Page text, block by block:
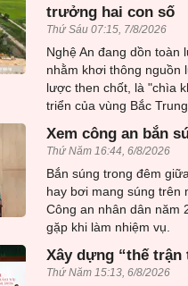
trưởng hai con số
Thứ Sáu 07:15, 7/8/2026
Nghệ An đang dồn toàn
nhằm khơi thông nguồn
lược then chốt, là "chìa
triển của vùng Bắc
Xem công an bắn
Thứ Năm 16:44, 6/8/2026
Bắn súng trong đêm
hay bơi mang súng trên
Công an nhân dân năm
gặp khi làm nhiệm vụ.
Xây dựng “thế
Thứ Năm 15:13, 6/8/2026